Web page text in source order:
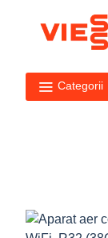
Categorii